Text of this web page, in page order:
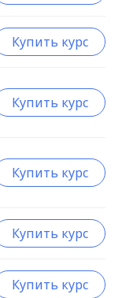
Купить курс
Купить курс
Купить курс
Купить курс
Купить курс